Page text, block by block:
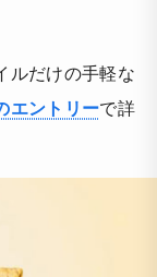
ルだけの手軽な
エントリーで詳